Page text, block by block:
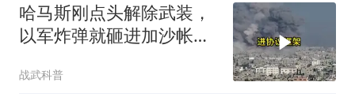
哈马斯刚点头解除武装，
以军炸弹就砸进加沙帐篷
战武科普